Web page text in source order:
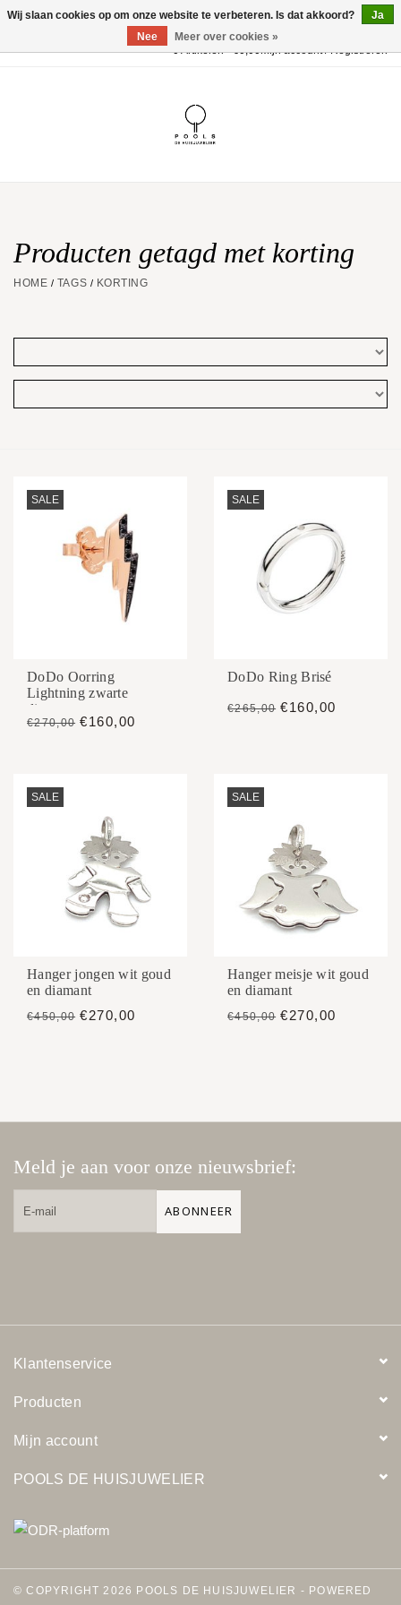
0 Artikelen - €0,00Mijn account / Registreren
Huwelijk
Aanbiedingen
Producten getagd met korting
HOME / TAGS / KORTING
SALE
DoDo Oorring
Lightning zwarte
diamant
€270,00 €160,00
SALE
DoDo Ring Brisé
€265,00 €160,00
SALE
Hanger jongen wit goud
en diamant
€450,00 €270,00
SALE
Hanger meisje wit goud
en diamant
€450,00 €270,00
Meld je aan voor onze nieuwsbrief:
ABONNEER
Klantenservice
Producten
Mijn account
POOLS DE HUISJUWELIER
© COPYRIGHT 2026 POOLS DE HUISJUWELIER - POWERED
Wij slaan cookies op om onze website te verbeteren. Is dat akkoord?
Ja
Nee
Meer over cookies »